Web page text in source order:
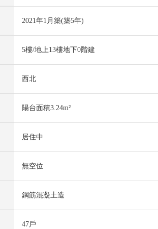
2021年1月築(築5年)
5樓/地上13樓地下0階建
西北
陽台面積3.24m²
居住中
無空位
鋼筋混凝土造
47戶